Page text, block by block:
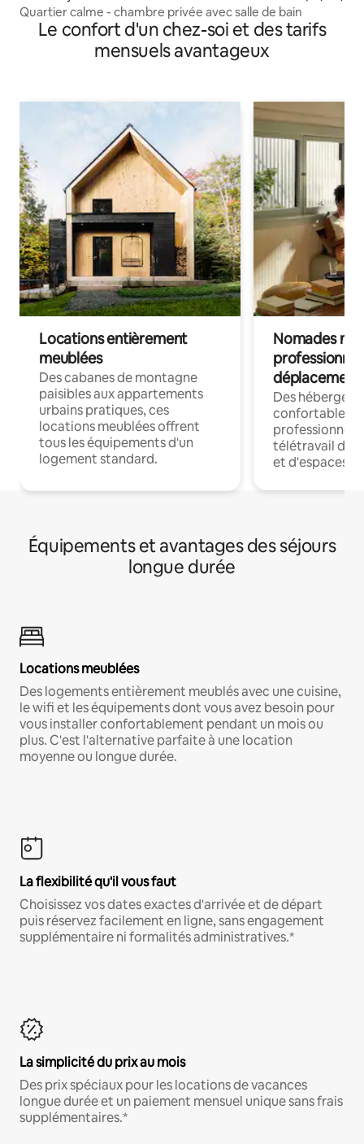
Quartier calme - chambre privée avec salle de bain
Le confort d'un chez-soi et des tarifs
mensuels avantageux
Locations entièrement
meublées
Des cabanes de montagne
paisibles aux appartements
urbains pratiques, ces
locations meublées offrent
tous les équipements d'un
logement standard.
Nomades
déplacement
Des
confortables
professionnels
télétravail
et d'espaces
Équipements et avantages des séjours
longue durée
Locations meublées
Des logements entièrement meublés avec une cuisine,
le wifi et les équipements dont vous avez besoin pour
vous installer confortablement pendant un mois ou
plus. C'est l'alternative parfaite à une location
moyenne ou longue durée.
La flexibilité qu'il vous faut
Choisissez vos dates exactes d'arrivée et de départ
puis réservez facilement en ligne, sans engagement
supplémentaire ni formalités administratives.*
La simplicité du prix au mois
Des prix spéciaux pour les locations de vacances
longue durée et un paiement mensuel unique sans frais
supplémentaires.*